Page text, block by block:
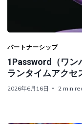
パートナーシップ
1Password（ワン
ランタイムアクセ
2026年6月16日 2 min